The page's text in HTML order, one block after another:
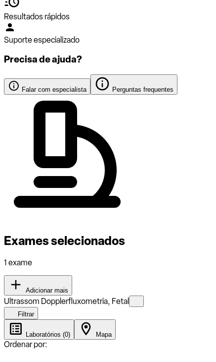
Resultados rápidos
Suporte especializado
Precisa de ajuda?
Falar com especialista Perguntas frequentes
Exames selecionados
1 exame
Adicionar mais
Ultrassom Dopplerfluxometria, Fetal
Filtrar
Laboratórios (0) Mapa
Ordenar por: